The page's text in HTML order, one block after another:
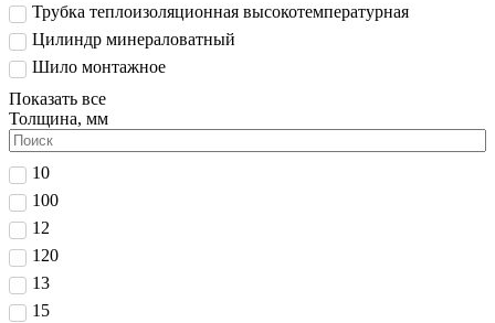
Трубка теплоизоляционная высокотемпературная
Цилиндр минераловатный
Шило монтажное
Показать все
Толщина, мм
10
100
12
120
13
15